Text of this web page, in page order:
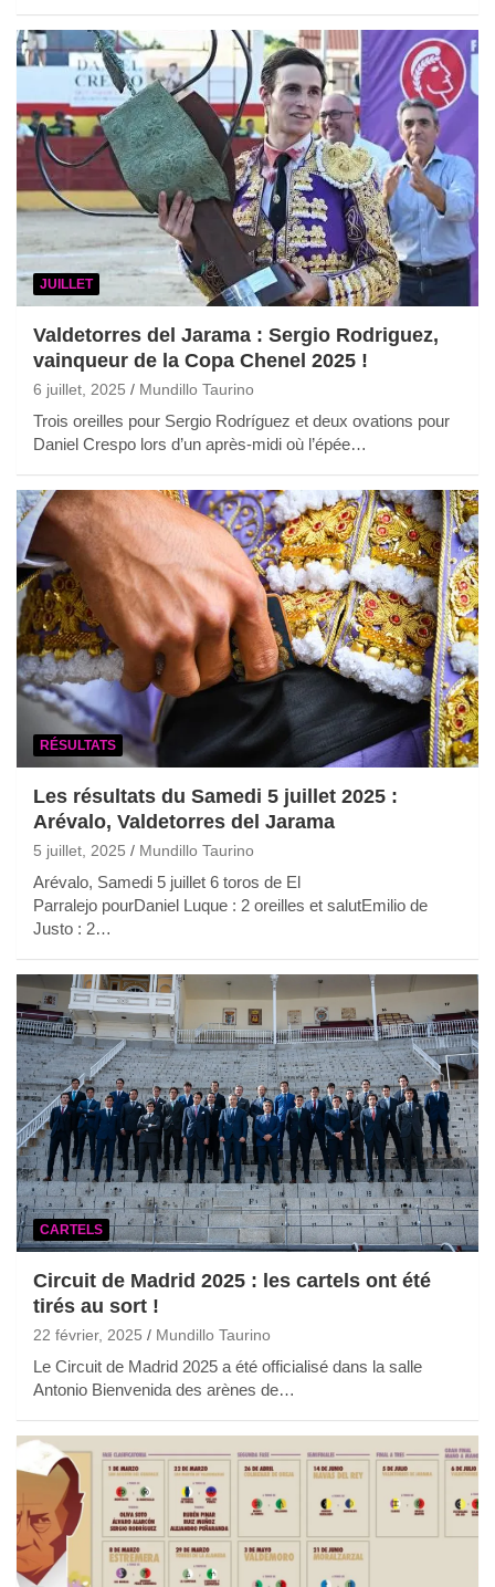
JUILLET
Valdetorres del Jarama : Sergio Rodriguez,
vainqueur de la Copa Chenel 2025 !
6 juillet, 2025 Mundillo Taurino
Trois oreilles pour Sergio Rodríguez et deux ovations pour
Daniel Crespo lors d’un après-midi où l’épée…
RÉSULTATS
Les résultats du Samedi 5 juillet 2025 :
Arévalo, Valdetorres del Jarama
5 juillet, 2025 Mundillo Taurino
Arévalo, Samedi 5 juillet 6 toros de El
Parralejo pourDaniel Luque : 2 oreilles et salutEmilio de
Justo : 2…
CARTELS
Circuit de Madrid 2025 : les cartels ont été
tirés au sort !
22 février, 2025 Mundillo Taurino
Le Circuit de Madrid 2025 a été officialisé dans la salle
Antonio Bienvenida des arènes de…